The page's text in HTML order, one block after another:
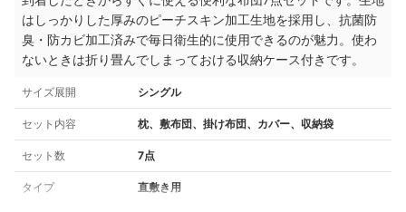
はしっかりした厚みのピーチスキン加工生地を採用し、抗菌防
臭・防カビ加工済みで毎日衛生的に使用できるのが魅力。使わ
ないときは折り畳んでしまっておける収納ケース付きです。
サイズ展開 シングル
セット内容 枕、敷布団、掛け布団、カバー、収納袋
セット数 7点
タイプ 直敷き用